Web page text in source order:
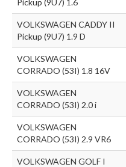
VOLKSWAGEN CADDY II
Pickup (9U7) 1.9 D
VOLKSWAGEN
CORRADO (53I) 1.8 16V
VOLKSWAGEN
CORRADO (53I) 2.0 i
VOLKSWAGEN
CORRADO (53I) 2.9 VR6
VOLKSWAGEN GOLF I